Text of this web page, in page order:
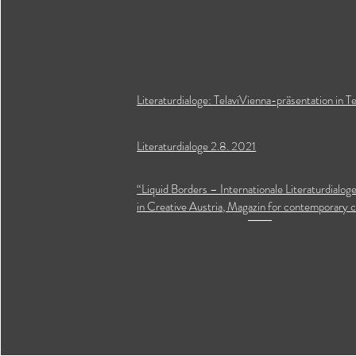
Literaturdialoge: TelaviVienna-präsentation in
Literaturdialoge 2.8. 2021
“Liquid Borders – Internationale
in Creative Austria, Magazin for contemporary